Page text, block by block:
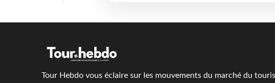
Tour Hebdo vous éclaire sur les mouvements du marché du